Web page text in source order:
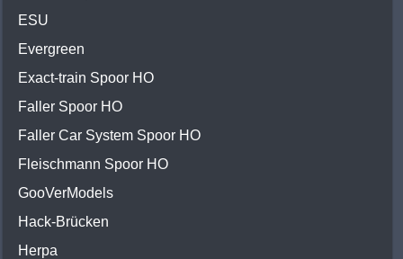
ESU
Evergreen
Exact-train Spoor HO
Faller Spoor HO
Faller Car System Spoor HO
Fleischmann Spoor HO
GooVerModels
Hack-Brücken
Herpa